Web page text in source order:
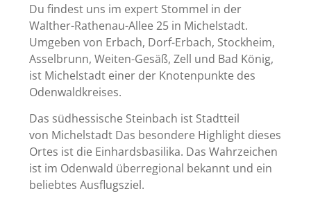
Du findest uns im expert Stommel in der
Walther-Rathenau-Allee 25 in Michelstadt.
Umgeben von Erbach, Dorf-Erbach, Stockheim,
Asselbrunn, Weiten-Gesäß, Zell und Bad König,
ist Michelstadt einer der Knotenpunkte des
Odenwaldkreises.
Das südhessische Steinbach ist Stadtteil
von Michelstadt Das besondere Highlight dieses
Ortes ist die Einhardsbasilika. Das Wahrzeichen
ist im Odenwald überregional bekannt und ein
beliebtes Ausflugsziel.